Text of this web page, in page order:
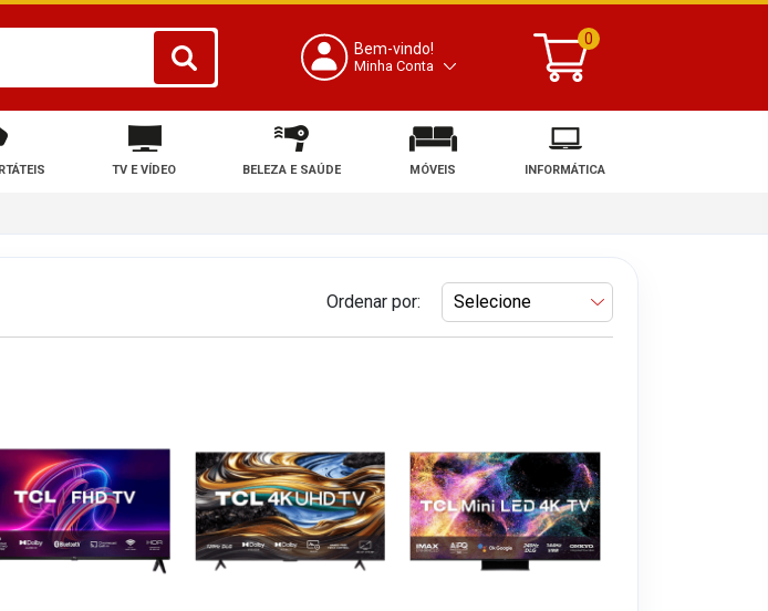
Bem-vindo!
Minha Conta
0
TV E VÍDEO BELEZA E SAÚDE MÓVEIS INFORMÁTICA
Ordenar por: